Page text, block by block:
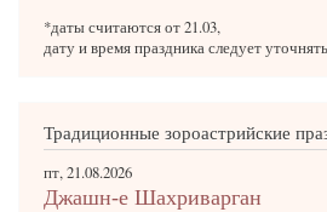
*даты считаются от 21.03,
дату и время праздника следует
Традиционные зороастрийские
пт, 21.08.2026
Джашн-е Шахриварган